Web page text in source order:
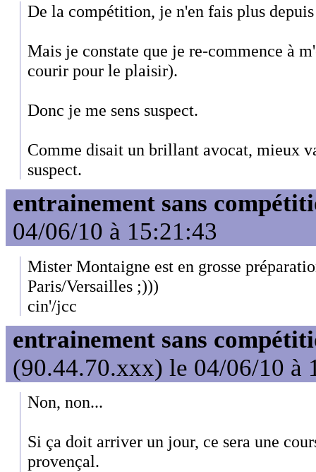
De la compétition, je n'en fais plus depuis
Mais je constate que je re-commence à
courir pour le plaisir).
Donc je me sens suspect.
Comme disait un brillant avocat, mieux
suspect.
entrainement sans
04/06/10 à 15:21:43
Mister Montaigne est en grosse
Paris/Versailles ;)))
cin'/jcc
entrainement sans
(90.44.70.xxx) le 04/06/10 à
Non, non...
Si ça doit arriver un jour, ce sera une
provençal.